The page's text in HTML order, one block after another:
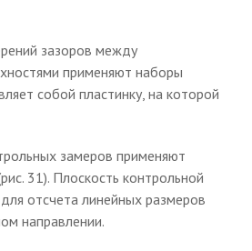
зазоров между
применяют наборы
собой пластинку, на которой
замеров применяют
31). Плоскость контрольной
отсчета линейных размеров
направлении.